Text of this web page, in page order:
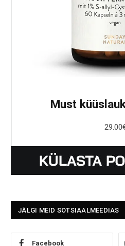
Must
29.00
JÄLGI MEID SOTSIAALMEEDIAS
Facebook